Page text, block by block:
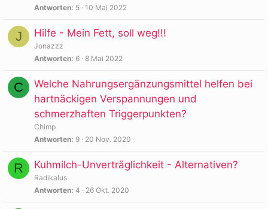
Antworten 5 10 Mai 2022
J Hilfe - Mein Fett, soll weg!!!
Jonazzz
Antworten 6 8 Mai 2022
C
Welche Nahrungsergänzungsmittel helfen bei
hartnäckigen Verspannungen und
schmerzhaften Triggerpunkten?
Chimp
Antworten 9 20 Nov. 2020
R Kuhmilch-Unverträglichkeit - Alternativen?
Radikalus
Antworten 4 26 Okt. 2020